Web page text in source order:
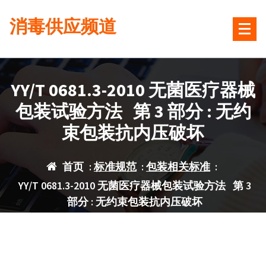
容
消毒供应频道
YY/T 0681.3-2010 无菌医疗器械
包装试验方法 第 3 部分 : 无约
束包装抗内压破坏
首页 :标准规范:包装相关标准:
YY/T 0681.3-2010 无菌医疗器械包装试验方法 第 3
部分 : 无约束包装抗内压破坏